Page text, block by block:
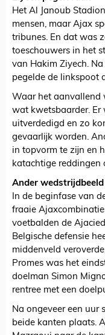
Het Al Janoub
mensen, maar Ajax
tribunes. En dat was
toeschouwers in het
van Hakim Ziyech.
pegelde de linkspoot
Waar het aanvallend
wat kwetsbaarder. Er
uitverdedigd en zo
gevaarlijk worden.
in topvorm te zijn en
katachtige reddingen
Ander
In de beginfase van
fraaie
voetbalden de
Belgische defensie
middenveld
Promes was het
doelman Simon
rentree met een
Na ongeveer een uur
beide kanten plaats.